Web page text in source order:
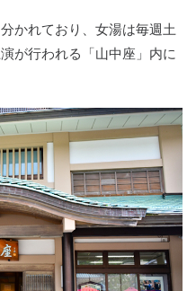
かれており、女湯は毎週土
が行われる「山中座」内に